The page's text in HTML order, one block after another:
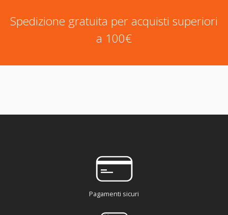
Spedizione gratuita per acquisti superiori
a 100€
Pagamenti sicuri